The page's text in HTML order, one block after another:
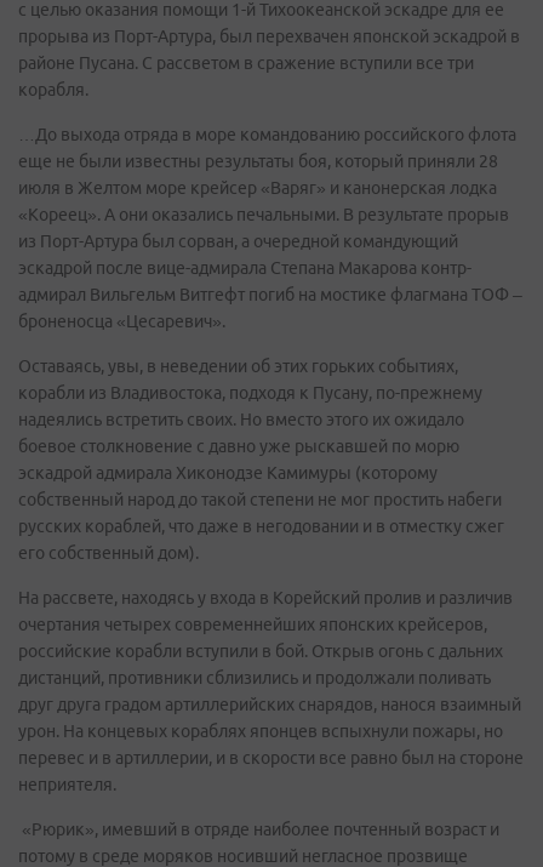
с целью оказания помощи 1-й Тихоокеанской эскадре для ее
прорыва из Порт-Артура, был перехвачен японской эскадрой в
районе Пусана. С рассветом в сражение вступили все три
корабля.
…До выхода отряда в море командованию российского флота
еще не были известны результаты боя, который приняли 28
июля в Желтом море крейсер «Варяг» и канонерская лодка
«Кореец». А они оказались печальными. В результате прорыв
из Порт-Артура был сорван, а очередной командующий
эскадрой после вице-адмирала Степана Макарова контр-
адмирал Вильгельм Витгефт погиб на мостике флагмана ТОФ –
броненосца «Цесаревич».
Оставаясь, увы, в неведении об этих горьких событиях,
корабли из Владивостока, подходя к Пусану, по-прежнему
надеялись встретить своих. Но вместо этого их ожидало
боевое столкновение с давно уже рыскавшей по морю
эскадрой адмирала Хиконодзе Камимуры (которому
собственный народ до такой степени не мог простить набеги
русских кораблей, что даже в негодовании и в отместку сжег
его собственный дом).
На рассвете, находясь у входа в Корейский пролив и различив
очертания четырех современнейших японских крейсеров,
российские корабли вступили в бой. Открыв огонь с дальних
дистанций, противники сблизились и продолжали поливать
друг друга градом артиллерийских снарядов, нанося взаимный
урон. На концевых кораблях японцев вспыхнули пожары, но
перевес и в артиллерии, и в скорости все равно был на стороне
неприятеля.
«Рюрик», имевший в отряде наиболее почтенный возраст и
потому в среде моряков носивший негласное прозвище